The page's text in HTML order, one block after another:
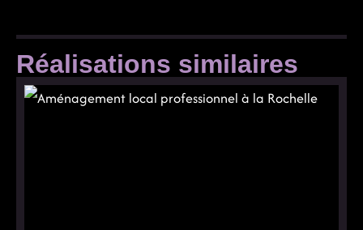
Réalisations similaires